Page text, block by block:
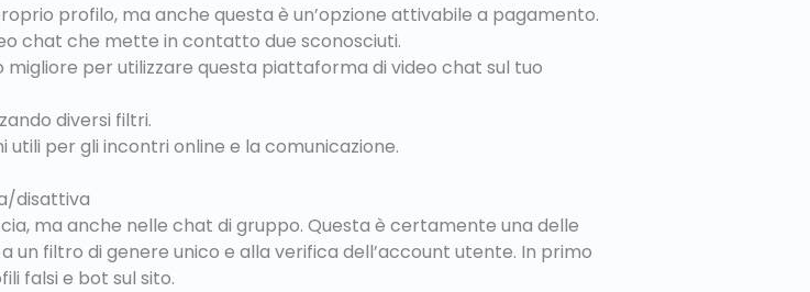
profilo, ma anche questa è un’opzione attivabile a pagamento.
chat che mette in contatto due sconosciuti.
per utilizzare questa piattaforma di video chat sul tuo
diversi filtri.
utili per gli incontri online e la comunicazione.
disattiva
ma anche nelle chat di gruppo. Questa è certamente una delle
un filtro di genere unico e alla verifica dell’account utente. In primo
falsi e bot sul sito.